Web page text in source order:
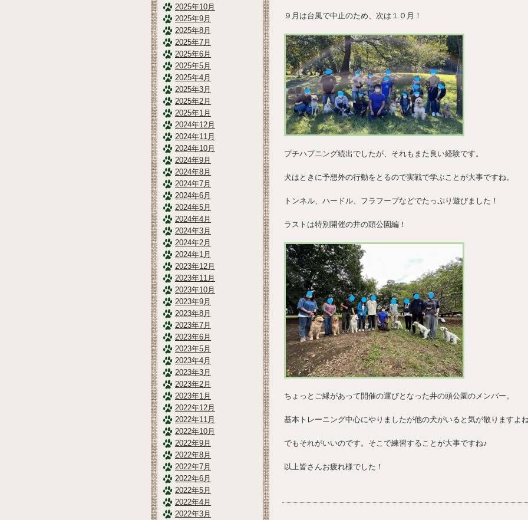
９月は台風で中止のため、次は１０月！
プチハプニング続出でしたが、それもまた良い経験です。
犬はときに予想外の行動をとるので実戦で学ぶことが大事ですね。
トンネル、ハードル、フラフープなどでたっぷり遊びました！
ラストは特別開催の井の頭公園編！
ちょっとご縁があって開催の運びとなった井の頭公園のメンバー。
基本トレーニング中心にやりましたが他の犬がいると気が散りますよ
でもそれがいいのです。そこで練習することが大事ですね♪
以上皆さんお疲れ様でした！
2025年10月
2025年9月
2025年8月
2025年7月
2025年6月
2025年5月
2025年4月
2025年3月
2025年2月
2025年1月
2024年12月
2024年11月
2024年10月
2024年9月
2024年8月
2024年7月
2024年6月
2024年5月
2024年4月
2024年3月
2024年2月
2024年1月
2023年12月
2023年11月
2023年10月
2023年9月
2023年8月
2023年7月
2023年6月
2023年5月
2023年4月
2023年3月
2023年2月
2023年1月
2022年12月
2022年11月
2022年10月
2022年9月
2022年8月
2022年7月
2022年6月
2022年5月
2022年4月
2022年3月